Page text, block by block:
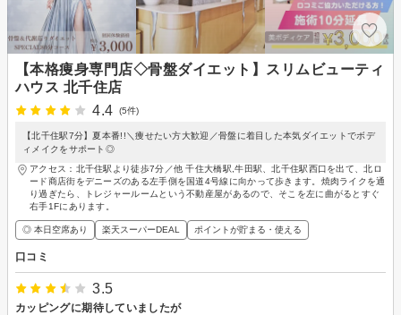
【本格痩身専門店◇骨盤ダイエット】スリムビューティ
ハウス 北千住店
4.4
(5件)
【北千住駅7分】夏本番!!＼痩せたい方大歓迎／骨盤に着目した本気ダイエットでボデ
ィメイクをサポート◎
アクセス：北千住駅より徒歩7分／他 千住大橋駅,牛田駅、北千住駅西口を出て、北ロ
ード商店街をデニーズのある左手側を国道4号線に向かって歩きます。焼肉ライクを通
り過ぎたら、トレジャールームという不動産屋があるので、そこを左に曲がるとすぐ
右手1Fにあります。
◎ 本日空席あり 楽天スーパーDEAL ポイントが貯まる・使える
口コミ
3.5
カッピングに期待していましたが